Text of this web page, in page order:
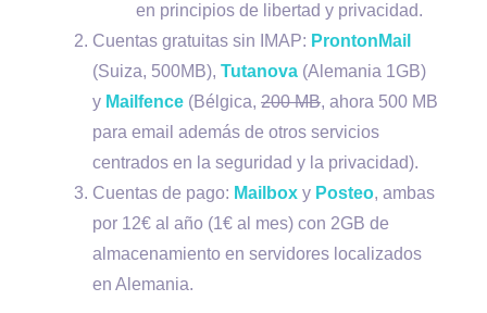
en principios de libertad y privacidad.
Cuentas gratuitas sin IMAP: ProntonMail
(Suiza, 500MB), Tutanova (Alemania 1GB)
y Mailfence (Bélgica, 200 MB, ahora 500 MB
para email además de otros servicios
centrados en la seguridad y la privacidad).
Cuentas de pago: Mailbox y Posteo, ambas
por 12€ al año (1€ al mes) con 2GB de
almacenamiento en servidores localizados
en Alemania.